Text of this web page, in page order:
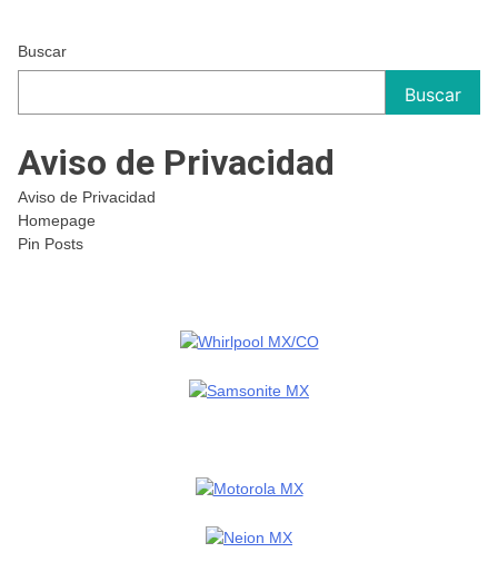
Buscar
Buscar
Aviso de Privacidad
Aviso de Privacidad
Homepage
Pin Posts